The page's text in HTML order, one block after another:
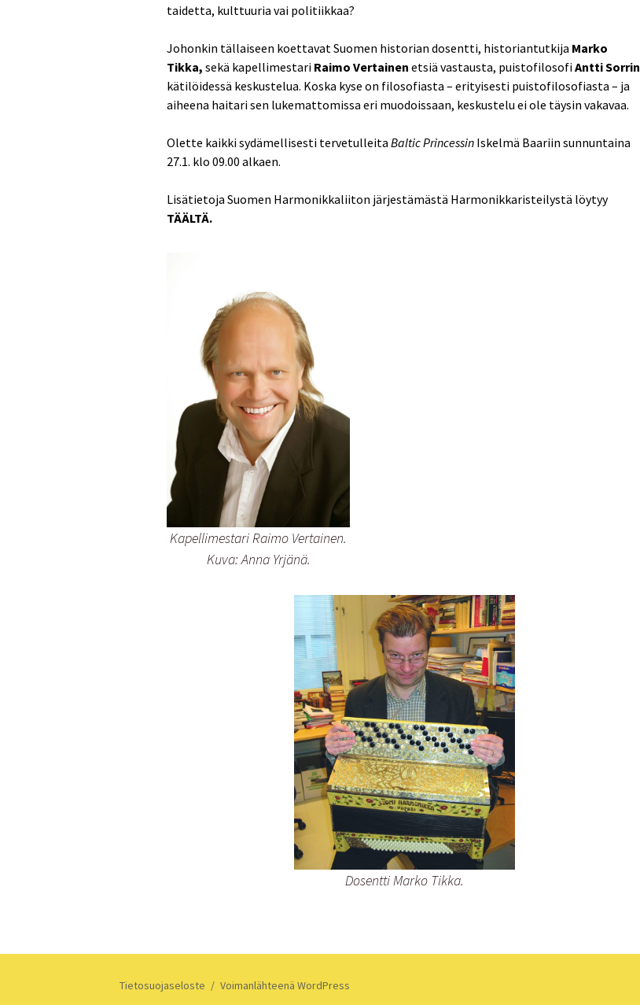
taidetta, kulttuuria vai politiikkaa?
Johonkin tällaiseen koettavat Suomen historian dosentti, historiantutkija Marko
Tikka, sekä kapellimestari Raimo Vertainen etsiä vastausta, puistofilosofiAntti Sorrin
kätilöidessä keskustelua. Koska kyse on filosofiasta – erityisesti puistofilosofiasta – ja
aiheena haitari sen lukemattomissa eri muodoissaan, keskustelu ei ole täysin vakavaa.
Olette kaikki sydämellisesti tervetulleita Baltic Princessin Iskelmä Baariin sunnuntaina
27.1. klo 09.00 alkaen.
Lisätietoja Suomen Harmonikkaliiton järjestämästä Harmonikkaristeilystä löytyy
TÄÄLTÄ.
Kapellimestari Raimo Vertainen.
Kuva: Anna Yrjänä.
Dosentti Marko Tikka.
Tietosuojaseloste Voimanlähteenä WordPress